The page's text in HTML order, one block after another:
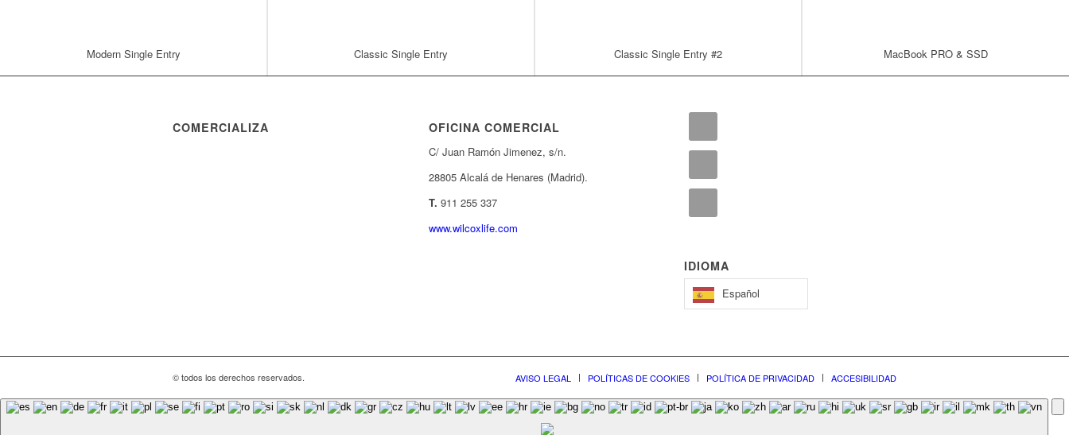
Modern Single Entry Classic Single Entry Classic Single Entry #2 MacBook PRO & SSD
COMERCIALIZA OFICINA COMERCIAL
C/ Juan Ramón Jimenez, s/n.
28805 Alcalá de Henares (Madrid).
T. 911 255 337
www.wilcoxlife.com
IDIOMA
Español
© todos los derechos reservados. AVISO LEGAL POLÍTICAS DE COOKIES POLÍTICA DE PRIVACIDAD ACCESIBILIDAD